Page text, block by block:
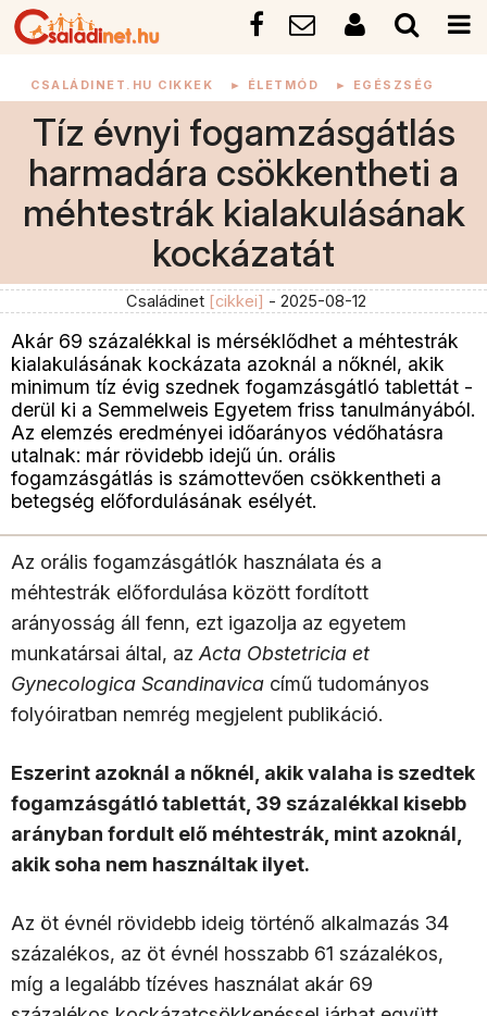
CSALÁDINET.HU CIKKEK ► ÉLETMÓD ► EGÉSZSÉG
Tíz évnyi fogamzásgátlás
harmadára csökkentheti a
méhtestrák kialakulásának
kockázatát
Családinet [cikkei] - 2025-08-12
Akár 69 százalékkal is mérséklődhet a méhtestrák
kialakulásának kockázata azoknál a nőknél, akik
minimum tíz évig szednek fogamzásgátló tablettát -
derül ki a Semmelweis Egyetem friss tanulmányából.
Az elemzés eredményei időarányos védőhatásra
utalnak: már rövidebb idejű ún. orális
fogamzásgátlás is számottevően csökkentheti a
betegség előfordulásának esélyét.
Az orális fogamzásgátlók használata és a
méhtestrák előfordulása között fordított
arányosság áll fenn, ezt igazolja az egyetem
munkatársai által, az Acta Obstetricia et
Gynecologica Scandinavica című tudományos
folyóiratban nemrég megjelent publikáció.
Eszerint azoknál a nőknél, akik valaha is szedtek
fogamzásgátló tablettát, 39 százalékkal kisebb
arányban fordult elő méhtestrák, mint azoknál,
akik soha nem használtak ilyet.
Az öt évnél rövidebb ideig történő alkalmazás 34
százalékos, az öt évnél hosszabb 61 százalékos,
míg a legalább tízéves használat akár 69